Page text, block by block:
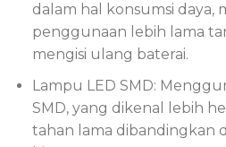
dalam hal konsumsi daya,
penggunaan lebih lama
mengisi ulang baterai.
Lampu LED SMD:
SMD, yang dikenal lebih
tahan lama dibandingkan